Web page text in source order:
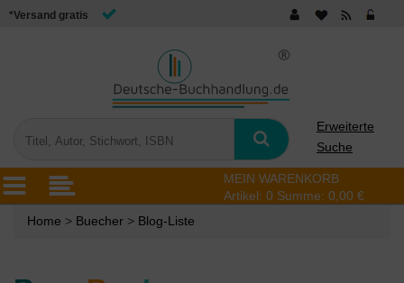
*Versand gratis
Erweiterte
Suche
MEIN WARENKORB
Artikel: 0 Summe: 0,00 €
Home > Buecher > Blog-Liste